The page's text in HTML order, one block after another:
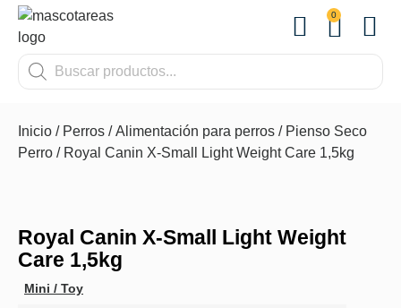
0
Inicio / Perros /Alimentación para perros / Pienso Seco
Perro / Royal Canin X-Small Light Weight Care 1,5kg
Royal Canin X-Small Light Weight
Care 1,5kg
Mini / Toy